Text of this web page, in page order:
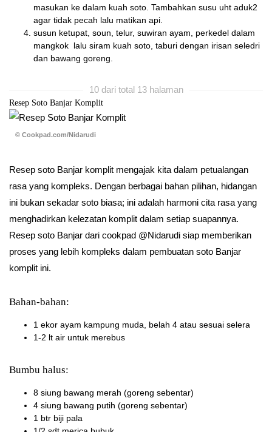
masukan ke dalam kuah soto. Tambahkan susu uht aduk2
agar tidak pecah lalu matikan api.
susun ketupat, soun, telur, suwiran ayam, perkedel dalam
mangkok lalu siram kuah soto, taburi dengan irisan seledri
dan bawang goreng.
10 dari total 13 halaman
Resep Soto Banjar Komplit
© Cookpad.com/Nidarudi
Resep soto Banjar komplit mengajak kita dalam petualangan
rasa yang kompleks. Dengan berbagai bahan pilihan, hidangan
ini bukan sekadar soto biasa; ini adalah harmoni cita rasa yang
menghadirkan kelezatan komplit dalam setiap suapannya.
Resep soto Banjar dari cookpad @Nidarudi siap memberikan
proses yang lebih kompleks dalam pembuatan soto Banjar
komplit ini.
Bahan-bahan:
1 ekor ayam kampung muda, belah 4 atau sesuai selera
1-2 lt air untuk merebus
Bumbu halus:
8 siung bawang merah (goreng sebentar)
4 siung bawang putih (goreng sebentar)
1 btr biji pala